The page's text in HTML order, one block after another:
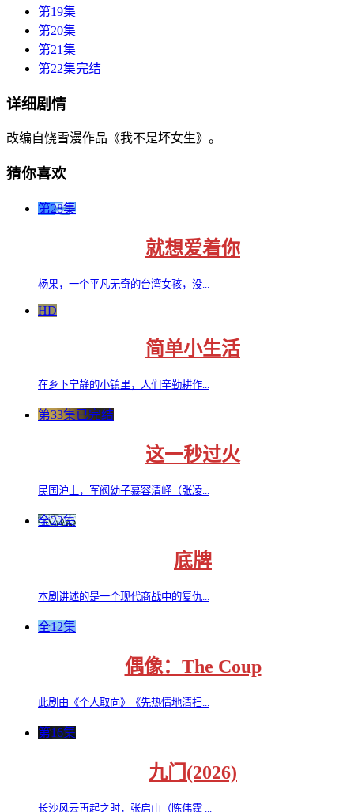
第19集
第20集
第21集
第22集完结
详细剧情
改编自饶雪漫作品《我不是坏女生》。
猜你喜欢
第28集
就想爱着你
杨果，一个平凡无奇的台湾女孩，没...
HD
简单小生活
在乡下宁静的小镇里，人们辛勤耕作...
第33集已完结
这一秒过火
民国沪上，军阀幼子慕容清峄（张凌...
全22集
底牌
本剧讲述的是一个现代商战中的复仇...
全12集
偶像：The Coup
此剧由《个人取向》《先热情地清扫...
第16集
九门(2026)
长沙风云再起之时，张启山（陈伟霆 ...